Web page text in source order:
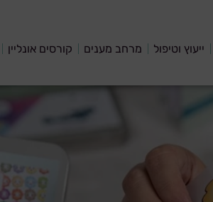
ייעוץ וטיפול מרחב מענים קורסים אונליין